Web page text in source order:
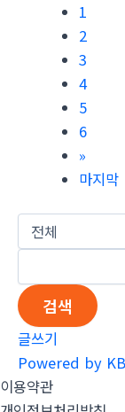
1
2
3
4
5
6
»
마지막
검색
글쓰기
Powered by
이용약관